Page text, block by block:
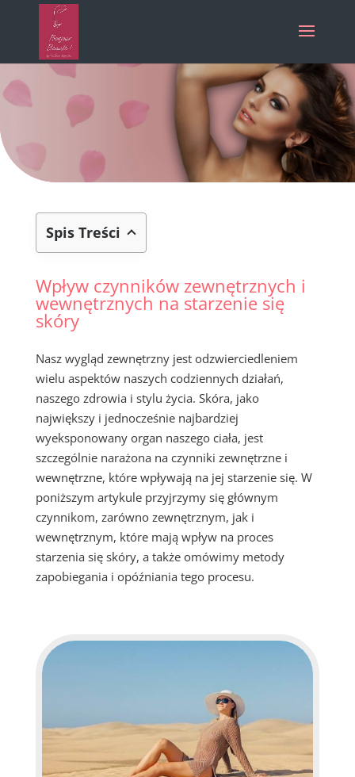
Spis Treści
Wpływ czynników zewnętrznych i
wewnętrznych na starzenie się
skóry
Nasz wygląd zewnętrzny jest odzwierciedleniem
wielu aspektów naszych codziennych działań,
naszego zdrowia i stylu życia. Skóra, jako
największy i jednocześnie najbardziej
wyeksponowany organ naszego ciała, jest
szczególnie narażona na czynniki zewnętrzne i
wewnętrzne, które wpływają na jej starzenie się. W
poniższym artykule przyjrzymy się głównym
czynnikom, zarówno zewnętrznym, jak i
wewnętrznym, które mają wpływ na proces
starzenia się skóry, a także omówimy metody
zapobiegania i opóźniania tego procesu.